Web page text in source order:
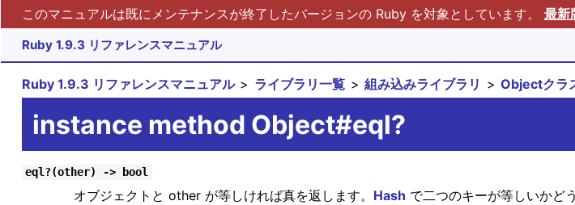
このマニュアルは既にメンテナンスが終了したバージョンの Ruby を対象としています。 最新
Ruby 1.9.3 リファレンスマニュアル
Ruby 1.9.3 リファレンスマニュアル ライブラリ一覧 組み込みライブラリ Objectクラ
instance method Object#eql?
eql?(other) -> bool
オブジェクトと other が等しければ真を返します。 Hash で二つのキーが等しいかど